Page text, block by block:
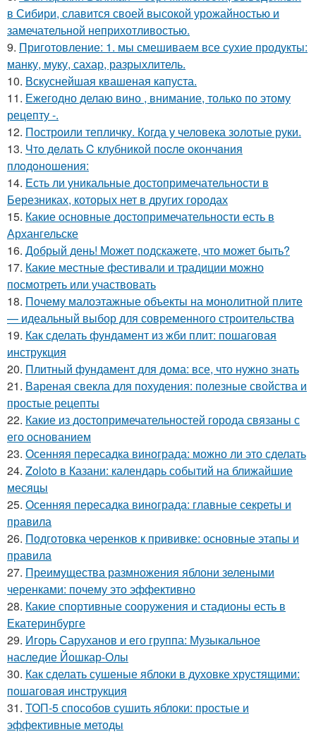
в Сибири, славится своей высокой урожайностью и
замечательной неприхотливостью.
9. Приготовление: 1. мы смешиваем все сухие продукты:
манку, муку, сахар, разрыхлитель.
10. Вскуснейшая квашеная капуста.
11. Ежегодно делаю вино , внимание, только по этому
рецепту -.
12. Построили тепличку. Когда у человека золотые руки.
13. Чтo дeлaть C клубникoй пocлe oкoнчaния
плoдoнoшeния:
14. Есть ли уникальные достопримечательности в
Березниках, которых нет в других городах
15. Какие основные достопримечательности есть в
Архангельске
16. Добрый день! Может подскажете, что может быть?
17. Какие местные фестивали и традиции можно
посмотреть или участвовать
18. Почему малоэтажные объекты на монолитной плите
— идеальный выбор для современного строительства
19. Как сделать фундамент из жби плит: пошаговая
инструкция
20. Плитный фундамент для дома: все, что нужно знать
21. Вареная свекла для похудения: полезные свойства и
простые рецепты
22. Какие из достопримечательностей города связаны с
его основанием
23. Осенняя пересадка винограда: можно ли это сделать
24. Zoloto в Казани: календарь событий на ближайшие
месяцы
25. Осенняя пересадка винограда: главные секреты и
правила
26. Подготовка черенков к прививке: основные этапы и
правила
27. Преимущества размножения яблони зелеными
черенками: почему это эффективно
28. Какие спортивные сооружения и стадионы есть в
Екатеринбурге
29. Игорь Саруханов и его группа: Музыкальное
наследие Йошкар-Олы
30. Как сделать сушеные яблоки в духовке хрустящими:
пошаговая инструкция
31. ТОП-5 способов сушить яблоки: простые и
эффективные методы